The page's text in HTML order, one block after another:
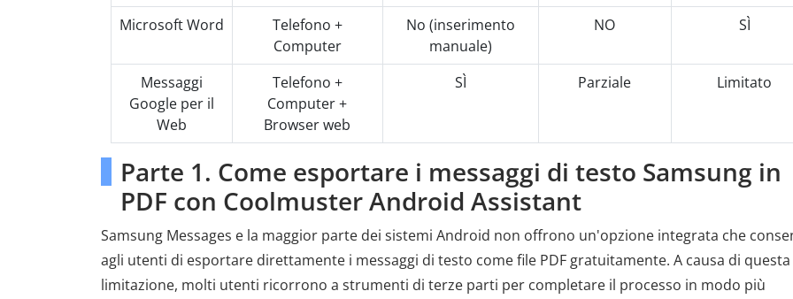
Microsoft Word
Telefono +
Computer
No (inserimento
manuale)
NO SÌ
Messaggi
Google per il
Web
Telefono +
Computer +
Browser web
SÌ Parziale Limitato
Parte 1. Come esportare i messaggi di testo Samsung in
PDF con Coolmuster Android Assistant
Samsung Messages e la maggior parte dei sistemi Android non offrono un'opzione integrata che
agli utenti di esportare direttamente i messaggi di testo come file PDF gratuitamente. A causa di questa
limitazione, molti utenti ricorrono a strumenti di terze parti per completare il processo in modo più